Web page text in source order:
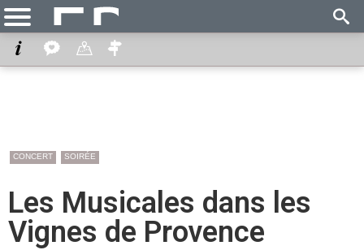
CONCERT SOIRÉE
Les Musicales dans les
Vignes de Provence